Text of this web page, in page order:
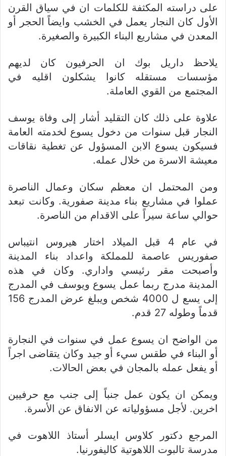
على دراسته المكثفة للكلمات ان في سياق القرن
الأول كان النجار يعمل في الخشب وايضاً الحجر أو
المعدن في مشاريع البناء الكبيرة والصغيرة.
يلاحظ داريل بوك ان الحرفيون كان لديهم
مؤسسات مستقله كانوا يشكلون اقليه في
المجتمع من القوي العاملة.
علاوة على ذلك كان التقليد أشار إلى وفاة يوسف
النجار قبل سنوات من دخول يسوع لخدمته العامة
فسيكون يسوع الابن المسؤول عن تغطية نقاقات
معيشة الاسرة من خلال عمله.
ومن المحتمل ان معظم سكان وعمال الناصرة
عملوا في مشاريع بناء مدينة صفورية. وكانت تبعد
حوالي ساعة سيراً على الاقدام من الناصرة.
في عام 4 قبل الميلاد اختار هيروس انتيباس
صفوريس عاصمة للمملكة واعداد بناء المدينة
وأصبحت مقر رئيسي واداري. وكان في هذه
المدينة مدرج ربما عمل يسوع ويوسف في المدرج
إلى يسع ل 4000 شخص ويبلغ عرض المدرج 156
قدماً وطوله 27 قدم.
من الواضح ان يسوع عمل في سنوات في النجارة
أو البناء في طقس سيء أو جيد وكان يتقاضى اجراً
أو يفعل عمله بالمجان في بعض الحالات.
ويمكن ان يكون عمل جنباً إلى جنب مع حرفيين
اخرين. لأجل مسؤولياته عن الانفاق عن الأسرة.
المرجع دكتور كلاوس ايسلر أستاذ اللاهوت في
مدرسة تالبوت اللاهوتية كاليفورنيا.